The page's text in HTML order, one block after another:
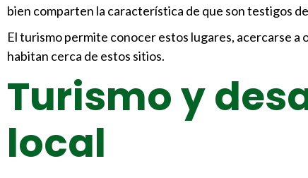
bien comparten la característica de que son testigos
El turismo permite conocer estos lugares, acercarse a
habitan cerca de estos sitios.
Turismo y
local